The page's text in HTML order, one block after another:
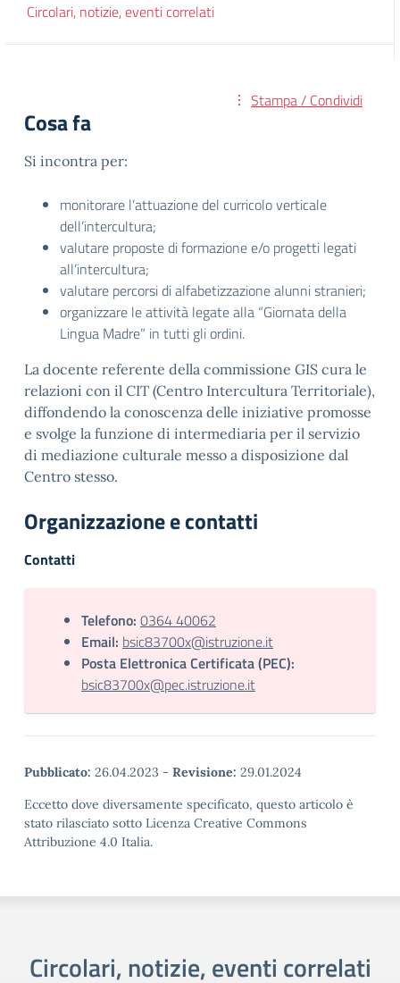
Circolari, notizie, eventi correlati
Stampa / Condividi
Cosa fa
Si incontra per:
monitorare l’attuazione del curricolo verticale
dell’intercultura;
valutare proposte di formazione e/o progetti legati
all’intercultura;
valutare percorsi di alfabetizzazione alunni stranieri;
organizzare le attività legate alla “Giornata della
Lingua Madre” in tutti gli ordini.
La docente referente della commissione GIS cura le
relazioni con il CIT (Centro Intercultura Territoriale),
diffondendo la conoscenza delle iniziative promosse
e svolge la funzione di intermediaria per il servizio
di mediazione culturale messo a disposizione dal
Centro stesso.
Organizzazione e contatti
Contatti
Telefono: 0364 40062
Email: bsic83700x@istruzione.it
Posta Elettronica Certificata (PEC):
bsic83700x@pec.istruzione.it
Pubblicato: 26.04.2023 - Revisione: 29.01.2024
Eccetto dove diversamente specificato, questo articolo è
stato rilasciato sotto Licenza Creative Commons
Attribuzione 4.0 Italia.
Circolari, notizie, eventi correlati